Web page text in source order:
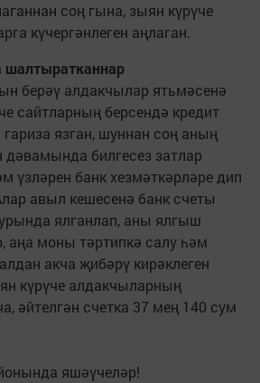
соң гына, зыян күрүче
күчергәнлеген аңлаган.
берәү алдакчылар ятьмәсенә
сайт­лар­ның бер­сендә кредит
язган, шуннан соң аның
дәвамында билгесез затлар
үзләрен банк хезмәткәрләре дип
авыл кешесенә банк счеты
ялганлап, аны ялгыш
аңа моны тәртипкә салу һәм
акча җибәрү кирәклеген
күрүче алдакчыларның
әйтелгән счетка 37 мең 140 сум
яшәүчеләр!